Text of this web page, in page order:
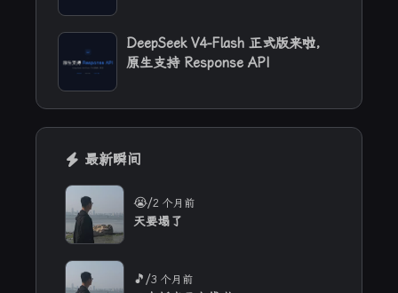
DeepSeek V4-Flash 正式版来啦，
原生支持 Response API
最新瞬间
😭/2 个月前
天要塌了
🎵/3 个月前